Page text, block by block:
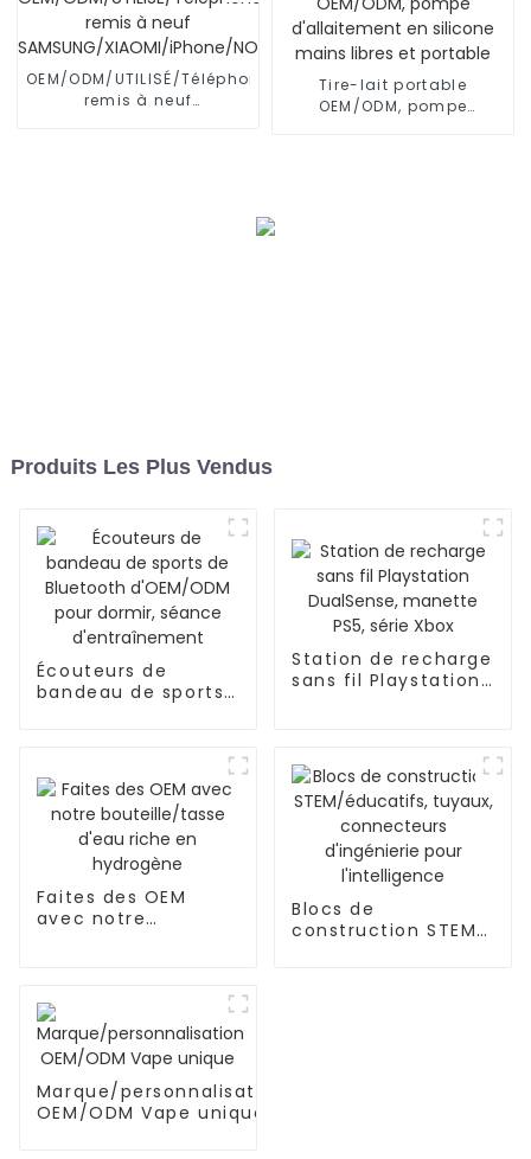
OEM/ODM/UTILISÉ/Téléphone
remis à neuf
Tire-lait portable
OEM/ODM, pompe
Produits Les Plus Vendus
Écouteurs de
bandeau de sports
d'entraînement
Station de recharge
sans fil Playstation
Faites des OEM
avec notre
Blocs de
construction STEM/
Marque/personnalisation
OEM/ODM Vape unique